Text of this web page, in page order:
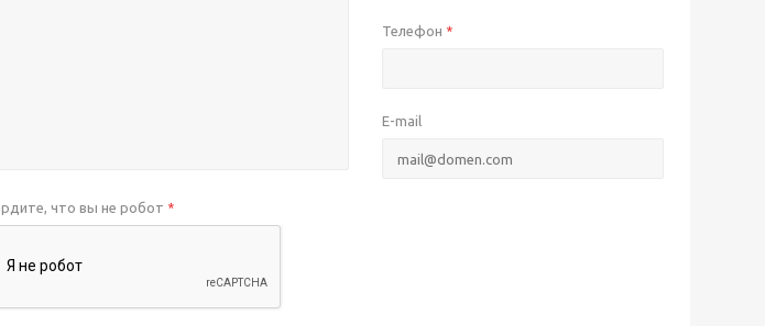
Телефон *
E-mail
что вы не робот *